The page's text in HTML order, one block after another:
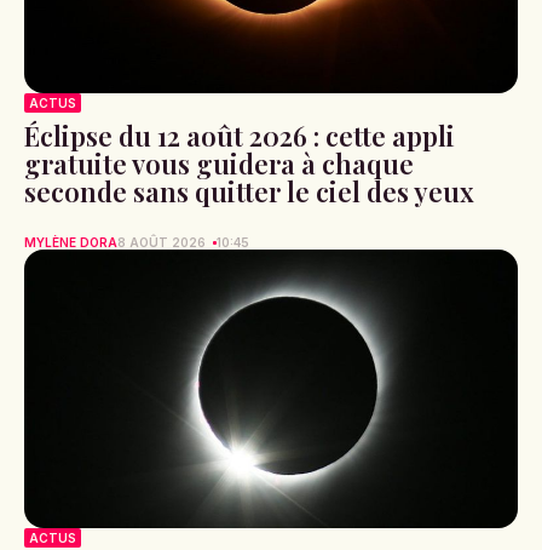
ACTUS
Éclipse du 12 août 2026 : cette appli
gratuite vous guidera à chaque
seconde sans quitter le ciel des yeux
MYLÈNE DORA8 AOÛT 2026 10:45
ACTUS